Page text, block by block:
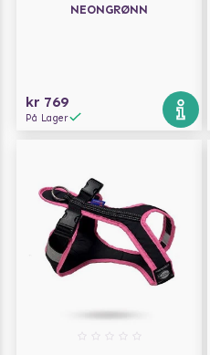
NEONGRØNN
kr 769
På Lager